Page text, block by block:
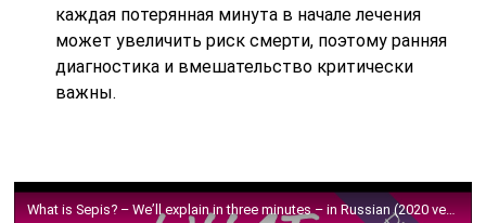
каждая потерянная минута в начале лечения
может увеличить риск смерти, поэтому ранняя
диагностика и вмешательство критически
важны.